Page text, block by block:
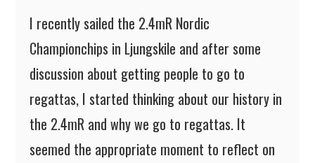
I recently sailed the 2.4mR Nordic
Championchips in Ljungskile and after some
discussion about getting people to go to
regattas, I started thinking about our history in
the 2.4mR and why we go to regattas. It
seemed the appropriate moment to reflect on